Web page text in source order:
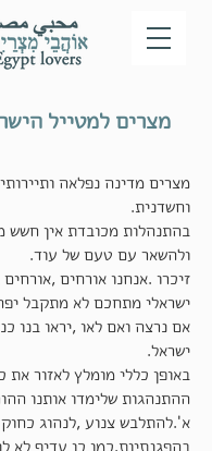
מצרים למטייל
מצרים מדינה נפלאה
וחשדנית.
בהתנהלות מכובדת אין חשש
ולהשאר עם טעם של עוד.
זיכרו .אנחנו אורחים
ישראלי מתחכם לא מתקבל
אם נרצה ואם לאו ,יראו בנו
ישראל.
באופן כללי מומלץ לאזור את
ההתנהגות שלימדו אותנו
א'.להתלבש צנוע ,לנהוג
בהפגנתיות.כמו כן עדיף לא